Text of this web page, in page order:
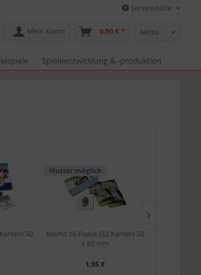
Service/Hilfe
Mein Konto 0,00 € *
Spieleentwicklung & -produktion
50
Muster möglich
Memo 16 Paare (32 Karten) 50
x 50 mm
1,95 €